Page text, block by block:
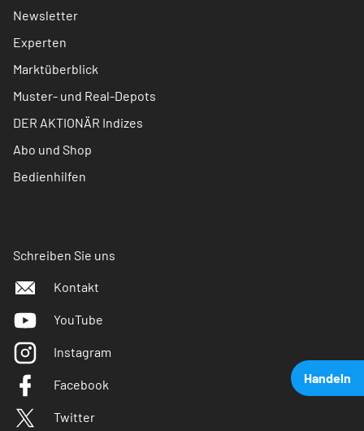
Handeln
Newsletter
Experten
Marktüberblick
Muster- und Real-Depots
DER AKTIONÄR Indizes
Abo und Shop
Bedienhilfen
Schreiben Sie uns
Kontakt
YouTube
Instagram
Facebook
Twitter